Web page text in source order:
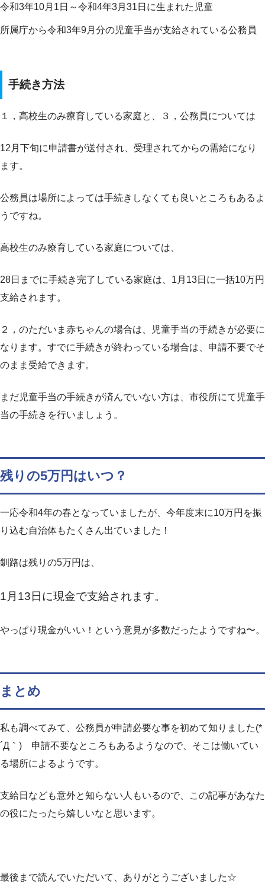
令和3年10月1日～令和4年3月31日に生まれた児童
所属庁から令和3年9月分の児童手当が支給されている公務員
手続き方法
１，高校生のみ療育している家庭と、３，公務員については
12月下旬に申請書が送付され、受理されてからの需給になり
ます。
公務員は場所によっては手続きしなくても良いところもあるよ
うですね。
高校生のみ療育している家庭については、
28日までに手続き完了している家庭は、1月13日に一括10万円
支給されます。
２，のただいま赤ちゃんの場合は、児童手当の手続きが必要に
なります。すでに手続きが終わっている場合は、申請不要でそ
のまま受給できます。
まだ児童手当の手続きが済んでいない方は、市役所にて児童手
当の手続きを行いましょう。
残りの5万円はいつ？
一応令和4年の春となっていましたが、今年度末に10万円を振
り込む自治体もたくさん出ていました！
釧路は残りの5万円は、
1月13日に現金で支給されます。
やっぱり現金がいい！という意見が多数だったようですね〜。
まとめ
私も調べてみて、公務員が申請必要な事を初めて知りました(*
´Д｀) 申請不要なところもあるようなので、そこは働いてい
る場所によるようです。
支給日なども意外と知らない人もいるので、この記事があなた
の役にたったら嬉しいなと思います。
最後まで読んでいただいて、ありがとうございました☆